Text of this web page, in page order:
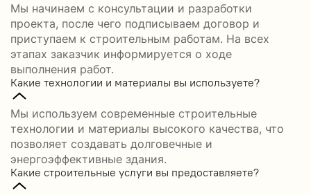
Мы начинаем с консультации и разработки
проекта, после чего подписываем договор и
приступаем к строительным работам. На всех
этапах заказчик информируется о ходе
выполнения работ.
Какие технологии и материалы вы используете?
Мы используем современные строительные
технологии и материалы высокого качества, что
позволяет создавать долговечные и
энергоэффективные здания.
Какие строительные услуги вы предоставляете?